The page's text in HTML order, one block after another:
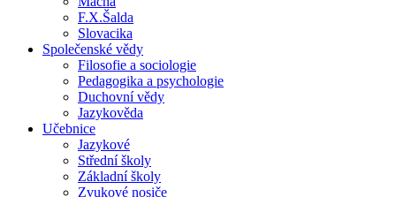
F.X.Šalda
Slovacika
Společenské vědy
Filosofie a sociologie
Pedagogika a psychologie
Duchovní vědy
Jazykověda
Učebnice
Jazykové
Střední školy
Základní školy
Zvukové nosiče